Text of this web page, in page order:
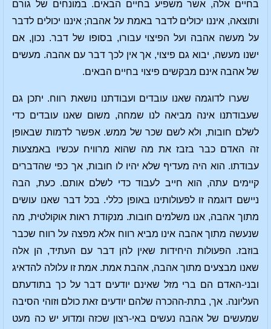
בחיים אלה, אשר משפיע בחיים הבאים. במונחים של גורם
ותוצאה, איננו יכולים לדבר באמת על אהבה; איננו יכולים לדבר
על מעשה אהבה ועל הפיצוי עבורו, בסופו של דבר. נכון, אם
ישנו מעשה, יבוא גם פיצוי, אך אין לכך דבר עם אהבה. מעשים
של אהבה אינם מבקשים פיצוי בחיים הבאים.
שערו לדוגמה שאנו עובדים ועבודתנו נושאת רווח. יתכן גם
שעבודתנו אינה מביאה לנו שמחה, משום שאנו עובדים כדי
לשלם חובות, ולא לשם שכר של ממש. אפשר לדמות שבאופן
זה האדם כבר בזבז את מה שהוא מרוויח עכשיו באמצעות
עבודתו. הוא היה מעדיף שלא יהיו לו חובות, אך כפי שהדברים
קיימים עתה, הוא חייב לעבוד כדי לשלם אותם. כעת, הבה
ניישם דוגמה זו לפעולותינו באופן כללי. בכל דבר שאנו עושים
מתוך אהבה, אנו משלמים חובות. מנקודת ראות אוקולטית, מה
שנעשה מתוך אהבה אינו מביא רווח אלא מפצה על רווח שכבר
בוזבז. הפעולות היחידות שאין להן דבר עם העתיד, הן אלה
שאנו מבצעים מתוך אהבה, אהבת אמת. אמת זו עלולה להדאיג
ובני-האדם הם ברי מזל שאינם יודעים דבר על כך בתודעתם
העליונה. אך, בתת-ההכרה שלהם יודעים זאת כולם וזוהי הסיבה
שמעשים של אהבה נעשים באי-רצון שכזה ומדוע יש כה מעט